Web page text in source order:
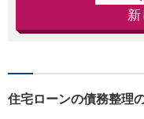
新
住宅ローンの債務整理